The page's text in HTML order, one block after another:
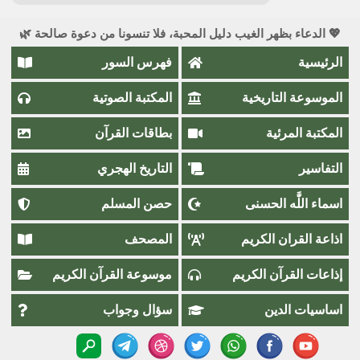
💖 الدعاء بظهر الغيب دليل المحبة، فلا تنسونا من دعوة صالحة 🌿
الرئيسية فهرس السور
الموسوعة التاريخية المكتبة الصوتية
المكتبة المرئية بطاقات القرآن
التفاسير التاريخ الهجري
اسماء اللَّٰه الحسنى حصن المسلم
اذاعة القران الكريم المصحف
إذاعات القرآن الكريم موسوعة القرآن الكريم
اساسيات الدين سؤال وجواب